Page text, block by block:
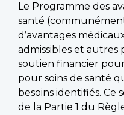
Le Programme des
santé
d’avantages
admissibles et autres
soutien financier
pour soins de santé
besoins identifiés.
de la Partie 1 du